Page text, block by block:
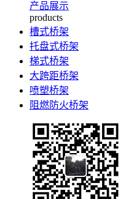
产品展示
products
槽式桥架
托盘式桥架
梯式桥架
大跨距桥架
喷塑桥架
阻燃防火桥架